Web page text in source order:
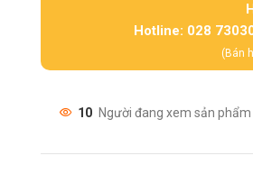
Hotline: 028
(Bán
10 Người đang xem sản phẩm